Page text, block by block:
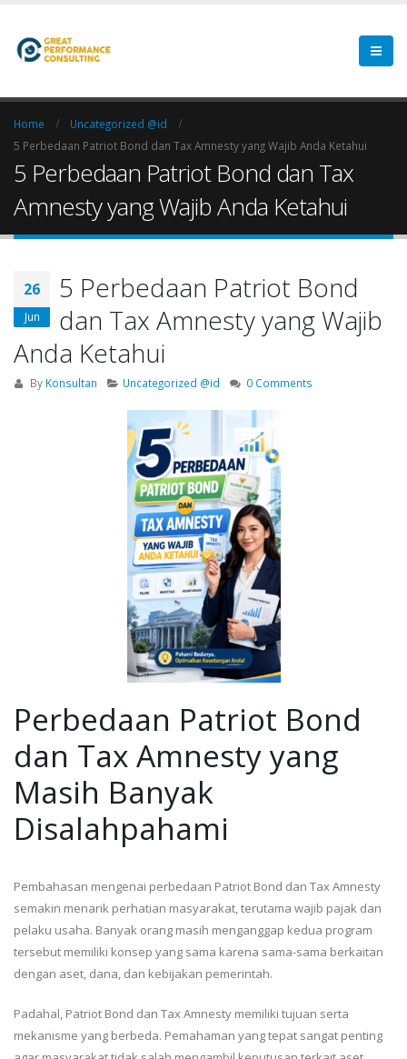
Home
Uncategorized @id
5 Perbedaan Patriot Bond dan Tax Amnesty yang Wajib Anda Ketahui
5 Perbedaan Patriot Bond dan Tax
Amnesty yang Wajib Anda Ketahui
26
Jun
5 Perbedaan Patriot Bond
dan Tax Amnesty yang Wajib
Anda Ketahui
By Konsultan Uncategorized @id 0 Comments
Perbedaan Patriot Bond
dan Tax Amnesty yang
Masih Banyak
Disalahpahami
Pembahasan mengenai perbedaan Patriot Bond dan Tax Amnesty
semakin menarik perhatian masyarakat, terutama wajib pajak dan
pelaku usaha. Banyak orang masih menganggap kedua program
tersebut memiliki konsep yang sama karena sama-sama berkaitan
dengan aset, dana, dan kebijakan pemerintah.
Padahal, Patriot Bond dan Tax Amnesty memiliki tujuan serta
mekanisme yang berbeda. Pemahaman yang tepat sangat penting